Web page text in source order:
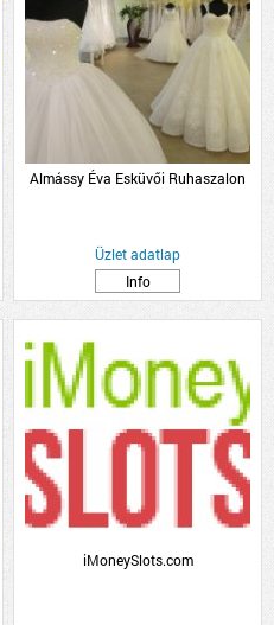
Almássy Éva Esküvői Ruhaszalon
Üzlet adatlap
Info
iMoneySlots.com